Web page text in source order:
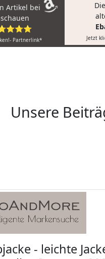
Artikel bei
Partnerlink* Jetzt
Unsere
- leichte